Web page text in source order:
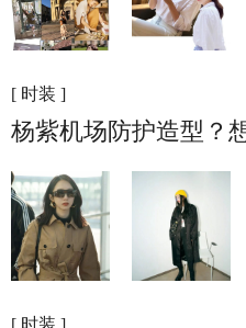
[ 时装 ]
杨紫机场防护造型？
[ 时装 ]